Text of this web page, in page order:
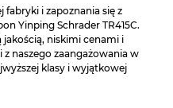
fabryki i zapoznania się z
Yinping Schrader TR415C.
niskimi cenami i
naszego zaangażowania w
klasy i wyjątkowej